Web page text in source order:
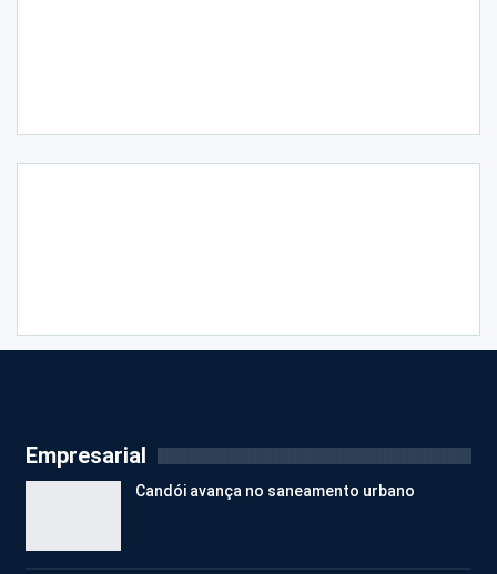
Empresarial
Candói avança no saneamento urbano